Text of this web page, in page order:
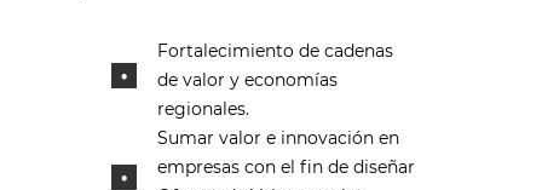
Fortalecimiento de cadenas
de valor y economías
regionales.
Sumar valor e innovación en
empresas con el fin de diseñar